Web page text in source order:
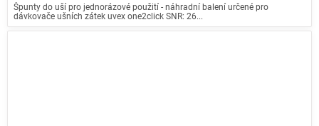
Špunty do uší pro jednorázové použití - náhradní balení určené pro
dávkovače ušních zátek uvex one2click SNR: 26...